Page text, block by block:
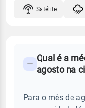
Satélite
Perguntas
sobre
Qual é a
agosto na
Para o mês de